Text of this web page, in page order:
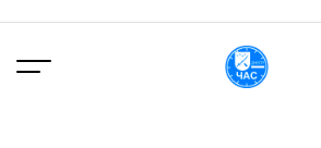
вмісту